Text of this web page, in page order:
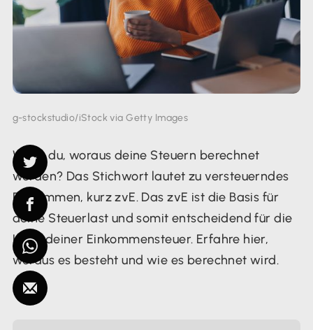
g-stockstudio/iStock via Getty Images
Weißt du, woraus deine Steuern berechnet
werden? Das Stichwort lautet zu versteuerndes
Einkommen, kurz zvE. Das zvE ist die Basis für
deine Steuerlast und somit entscheidend für die
Höhe deiner Einkommensteuer. Erfahre hier,
woraus es besteht und wie es berechnet wird.